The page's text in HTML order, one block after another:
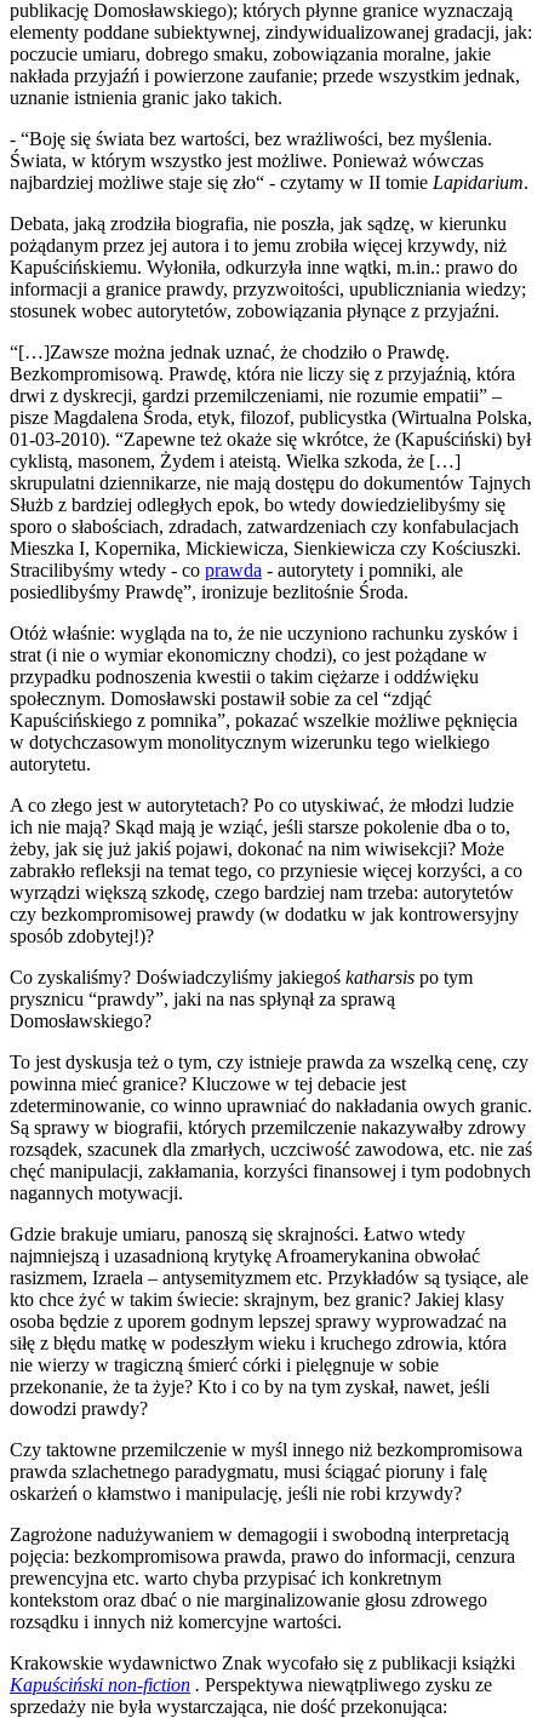
publikację Domosławskiego); których płynne granice wyznaczają
elementy poddane subiektywnej, zindywidualizowanej gradacji, jak:
poczucie umiaru, dobrego smaku, zobowiązania moralne, jakie
nakłada przyjaźń i powierzone zaufanie; przede wszystkim jednak,
uznanie istnienia granic jako takich.
- “Boję się świata bez wartości, bez wrażliwości, bez myślenia.
Świata, w którym wszystko jest możliwe. Ponieważ wówczas
najbardziej możliwe staje się zło“ - czytamy w II tomie Lapidarium.
Debata, jaką zrodziła biografia, nie poszła, jak sądzę, w kierunku
pożądanym przez jej autora i to jemu zrobiła więcej krzywdy, niż
Kapuścińskiemu. Wyłoniła, odkurzyła inne wątki, m.in.: prawo do
informacji a granice prawdy, przyzwoitości, upubliczniania wiedzy;
stosunek wobec autorytetów, zobowiązania płynące z przyjaźni.
“[…]Zawsze można jednak uznać, że chodziło o Prawdę.
Bezkompromisową. Prawdę, która nie liczy się z przyjaźnią, która
drwi z dyskrecji, gardzi przemilczeniami, nie rozumie empatii” –
pisze Magdalena Środa, etyk, filozof, publicystka (Wirtualna Polska,
01-03-2010). “Zapewne też okaże się wkrótce, że (Kapuściński) był
cyklistą, masonem, Żydem i ateistą. Wielka szkoda, że […]
skrupulatni dziennikarze, nie mają dostępu do dokumentów Tajnych
Służb z bardziej odległych epok, bo wtedy dowiedzielibyśmy się
sporo o słabościach, zdradach, zatwardzeniach czy konfabulacjach
Mieszka I, Kopernika, Mickiewicza, Sienkiewicza czy Kościuszki.
Stracilibyśmy wtedy - co prawda - autorytety i pomniki, ale
posiedlibyśmy Prawdę”, ironizuje bezlitośnie Środa.
Otóż właśnie: wygląda na to, że nie uczyniono rachunku zysków i
strat (i nie o wymiar ekonomiczny chodzi), co jest pożądane w
przypadku podnoszenia kwestii o takim ciężarze i oddźwięku
społecznym. Domosławski postawił sobie za cel “zdjąć
Kapuścińskiego z pomnika”, pokazać wszelkie możliwe pęknięcia
w dotychczasowym monolitycznym wizerunku tego wielkiego
autorytetu.
A co złego jest w autorytetach? Po co utyskiwać, że młodzi ludzie
ich nie mają? Skąd mają je wziąć, jeśli starsze pokolenie dba o to,
żeby, jak się już jakiś pojawi, dokonać na nim wiwisekcji? Może
zabrakło refleksji na temat tego, co przyniesie więcej korzyści, a co
wyrządzi większą szkodę, czego bardziej nam trzeba: autorytetów
czy bezkompromisowej prawdy (w dodatku w jak kontrowersyjny
sposób zdobytej!)?
Co zyskaliśmy? Doświadczyliśmy jakiegoś katharsis po tym
prysznicu “prawdy”, jaki na nas spłynął za sprawą
Domosławskiego?
To jest dyskusja też o tym, czy istnieje prawda za wszelką cenę, czy
powinna mieć granice? Kluczowe w tej debacie jest
zdeterminowanie, co winno uprawniać do nakładania owych granic.
Są sprawy w biografii, których przemilczenie nakazywałby zdrowy
rozsądek, szacunek dla zmarłych, uczciwość zawodowa, etc. nie zaś
chęć manipulacji, zakłamania, korzyści finansowej i tym podobnych
nagannych motywacji.
Gdzie brakuje umiaru, panoszą się skrajności. Łatwo wtedy
najmniejszą i uzasadnioną krytykę Afroamerykanina obwołać
rasizmem, Izraela – antysemityzmem etc. Przykładów są tysiące, ale
kto chce żyć w takim świecie: skrajnym, bez granic? Jakiej klasy
osoba będzie z uporem godnym lepszej sprawy wyprowadzać na
siłę z błędu matkę w podeszłym wieku i kruchego zdrowia, która
nie wierzy w tragiczną śmierć córki i pielęgnuje w sobie
przekonanie, że ta żyje? Kto i co by na tym zyskał, nawet, jeśli
dowodzi prawdy?
Czy taktowne przemilczenie w myśl innego niż bezkompromisowa
prawda szlachetnego paradygmatu, musi ściągać pioruny i falę
oskarżeń o kłamstwo i manipulację, jeśli nie robi krzywdy?
Zagrożone nadużywaniem w demagogii i swobodną interpretacją
pojęcia: bezkompromisowa prawda, prawo do informacji, cenzura
prewencyjna etc. warto chyba przypisać ich konkretnym
kontekstom oraz dbać o nie marginalizowanie głosu zdrowego
rozsądku i innych niż komercyjne wartości.
Krakowskie wydawnictwo Znak wycofało się z publikacji książki
Kapuściński non-fiction . Perspektywa niewątpliwego zysku ze
sprzedaży nie była wystarczająca, nie dość przekonująca: